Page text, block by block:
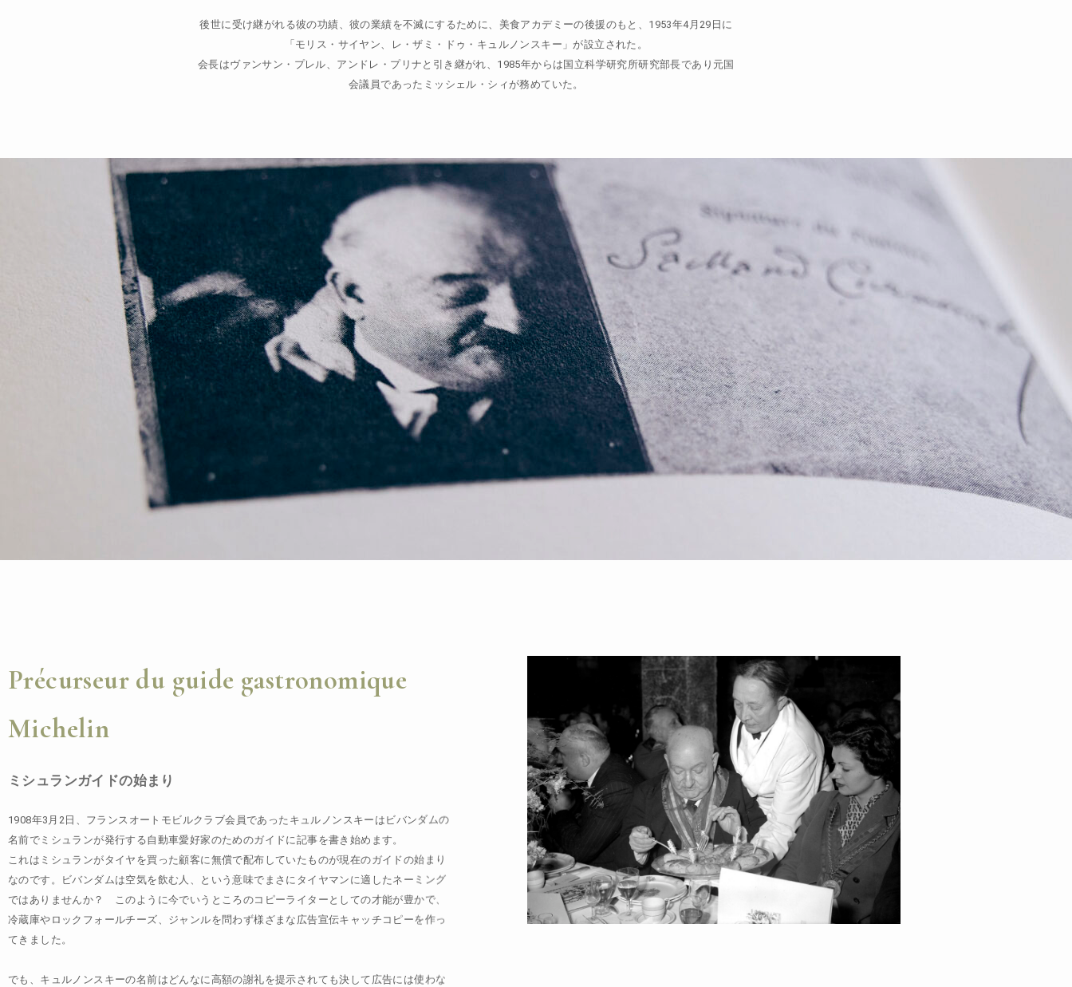
後世に受け継がれる彼の功績、彼の業績を不滅にするために、美食アカデミーの後援のもと、1953年4月29日に
「モリス・サイヤン、レ・ザミ・ドゥ・キュルノンスキー」が設立された。
会長はヴァンサン・プレル、アンドレ・プリナと引き継がれ、1985年からは国立科学研究所研究部長であり元国
会議員であったミッシェル・シィが務めていた。
Précurseur du guide gastronomique
Michelin
ミシュランガイドの始まり
1908年3 月 2 日、フランスオートモビルクラブ会員であったキュルノンスキーはビバンダムの
名前でミシュランが発行する自動車愛好家のためのガイドに記事を書き始めます。
これはミシュランがタイヤを買った顧客に無償で配布していたものが現在のガイドの始まり
なのです。ビバンダムは空気を飲む人、という意味でまさにタイヤマンに適したネーミング
ではありませんか？ このように今でいうところのコピーライターとしての才能が豊かで、
冷蔵庫やロックフォールチーズ、ジャンルを問わず様ざまな広告宣伝キャッチコピーを作っ
てきました。
でも、キュルノンスキーの名前はどんなに高額の謝礼を提示されても決して広告には使わな